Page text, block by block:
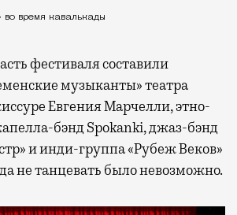
во время кавалькады
фестиваля составили
музыканты» театра
Евгения Марчелли, этно-
бэнд Spokanki, джаз-бэнд
и инди-группа «Рубеж Веков»
не танцевать было невозможно.